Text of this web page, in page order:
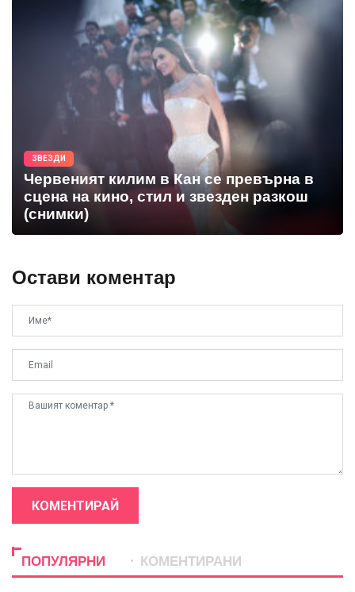
ЗВЕЗДИ
Червеният килим в Кан се превърна в
сцена на кино, стил и звезден разкош
(снимки)
Остави коментар
КОМЕНТИРАЙ
ПОПУЛЯРНИ КОМЕНТИРАНИ